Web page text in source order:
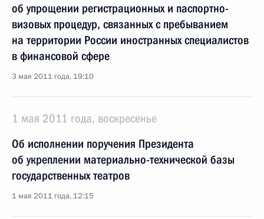
об упрощении регистрационных и паспортно-
визовых процедур, связанных с пребыванием
на территории России иностранных специалистов
в финансовой сфере
3 мая 2011 года, 19:10
1 мая 2011 года, воскресенье
Об исполнении поручения Президента
об укреплении материально-технической базы
государственных театров
1 мая 2011 года, 12:15